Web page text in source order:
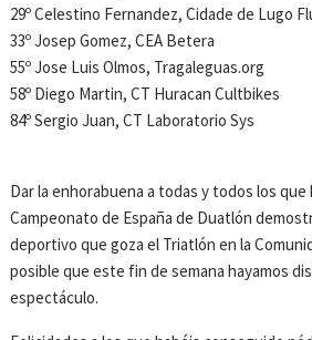
29º Celestino Fernandez, Cidade de Lugo
33º Josep Gomez, CEA Betera
55º Jose Luis Olmos, Tragaleguas.org
58º Diego Martin, CT Huracan Cultbikes
84º Sergio Juan, CT Laboratorio Sys
Dar la enhorabuena a todas y todos los
Campeonato de España de Duatlón
deportivo que goza el Triatlón en la
posible que este fin de semana hayamos
espectáculo.